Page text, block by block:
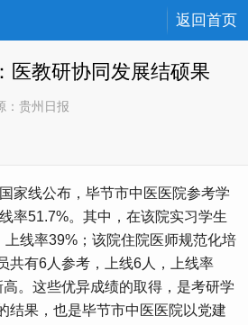
返回首页
医教研协同发展结硕果
： 贵州日报
线公布，毕节市中医医院参考学
率51.7%。其中，在该院实习学生
线率39%；该院住院医师规范化培
共有6人参考，上线6人，上线率
。这些优异成绩的取得，是考研学
结果，也是毕节市中医医院以党建